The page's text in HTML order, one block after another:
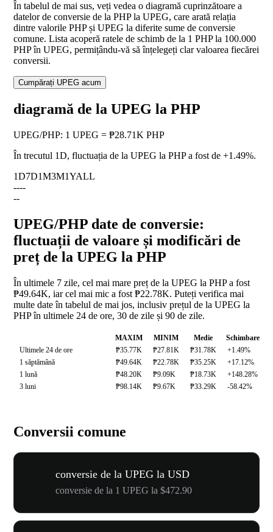
În tabelul de mai sus, veți vedea o diagramă cuprinzătoare a
datelor de conversie de la PHP la UPEG, care arată relația
dintre valorile PHP și UPEG la diferite sume de conversie
comune. Lista acoperă ratele de schimb de la 1 PHP la 100.000
PHP în UPEG, permițându-vă să înțelegeți clar valoarea fiecărei
conversii.
Cumpărați UPEG acum
diagramă de la UPEG la PHP
UPEG/PHP: 1 UPEG = ₱28.71K PHP
În trecutul 1D, fluctuația de la UPEG la PHP a fost de +1.49%.
1D7D1M3M1YALL
----
--
UPEG/PHP date de conversie:
fluctuații de valoare și modificări de
preț de la UPEG la PHP
În ultimele 7 zile, cel mai mare preț de la UPEG la PHP a fost
₱49.64K, iar cel mai mic a fost ₱22.78K. Puteți verifica mai
multe date în tabelul de mai jos, inclusiv prețul de la UPEG la
PHP în ultimele 24 de ore, 30 de zile și 90 de zile.
MAXIM MINIM Medie
Schimbare
Ultimele 24 de ore
₱35.77K ₱27.81K ₱31.78K
+1.49%
1 săptămână
₱49.64K ₱22.78K ₱35.25K
+17.12%
1 lună
₱48.20K ₱9.09K ₱18.73K
+148.28%
3 luni
₱98.14K ₱9.67K ₱33.29K -58.42%
Conversii comune
conversie de la UPEG la USD
conversie de la 1 UPEG la $472.90